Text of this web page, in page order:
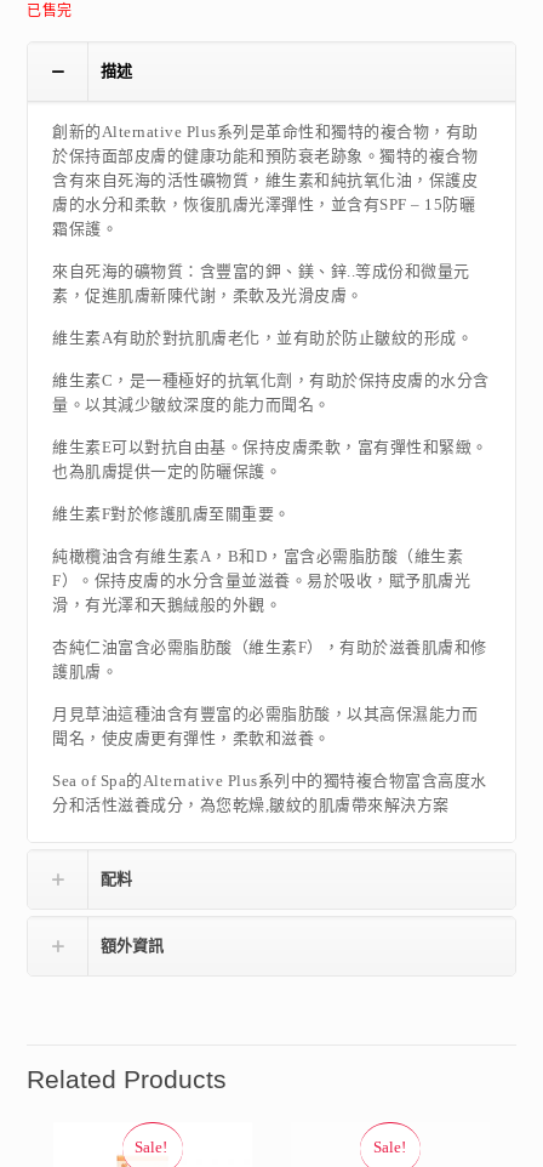
已售完
描述
創新的Alternative Plus系列是革命性和獨特的複合物，有助
於保持面部皮膚的健康功能和預防衰老跡象。獨特的複合物
含有來自死海的活性礦物質，維生素和純抗氧化油，保護皮
膚的水分和柔軟，恢復肌膚光澤彈性，並含有SPF – 15防曬
霜保護。
來自死海的礦物質：含豐富的鉀、鎂、鋅..等成份和微量元
素，促進肌膚新陳代謝，柔軟及光滑皮膚。
維生素A有助於對抗肌膚老化，並有助於防止皺紋的形成。
維生素C，是一種極好的抗氧化劑，有助於保持皮膚的水分含
量。以其減少皺紋深度的能力而聞名。
維生素E可以對抗自由基。保持皮膚柔軟，富有彈性和緊緻。
也為肌膚提供一定的防曬保護。
維生素F對於修護肌膚至關重要。
純橄欖油含有維生素A，B和D，富含必需脂肪酸（維生素
F）。保持皮膚的水分含量並滋養。易於吸收，賦予肌膚光
滑，有光澤和天鵝絨般的外觀。
杏純仁油富含必需脂肪酸（維生素F），有助於滋養肌膚和修
護肌膚。
月見草油這種油含有豐富的必需脂肪酸，以其高保濕能力而
聞名，使皮膚更有彈性，柔軟和滋養。
Sea of​​ Spa的Alternative Plus系列中的獨特複合物富含高度水
分和活性滋養成分，為您乾燥,皺紋的肌膚帶來解決方案
配料
額外資訊
Related Products